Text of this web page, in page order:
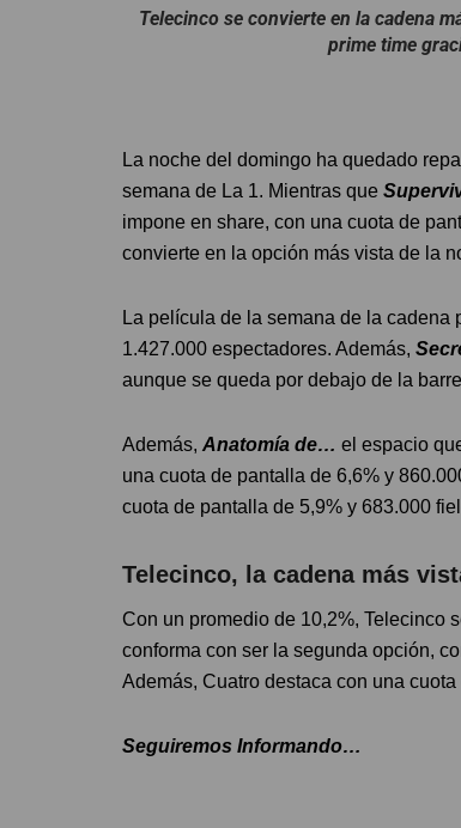
Telecinco se convierte en la cadena
prime time
La noche del domingo ha quedado
semana de La 1. Mientras que
impone en share, con una cuota de
convierte en la opción más vista de la
La película de la semana de la cadena
1.427.000 espectadores. Además,
aunque se queda por debajo de la
Además, Anatomía de… el espacio
una cuota de pantalla de 6,6% y
cuota de pantalla de 5,9% y 683.000
Telecinco, la cadena más
Con un promedio de 10,2%, Telecinco
conforma con ser la segunda opción,
Además, Cuatro destaca con una
Seguiremos Informando…